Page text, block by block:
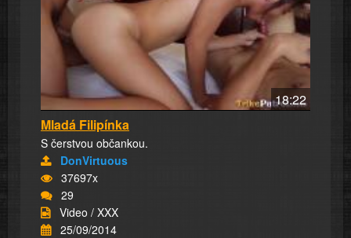
18:22
Mladá Filipínka
S čerstvou občankou.
DonVirtuous
37697x
29
Video / XXX
25/09/2014